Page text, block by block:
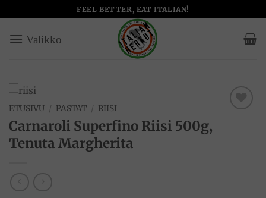
to
content
FEEL BETTER, EAT ITALIAN!
ETUSIVU / PASTAT / RIISI
Carnaroli Superfino Riisi 500g,
Tenuta Margherita